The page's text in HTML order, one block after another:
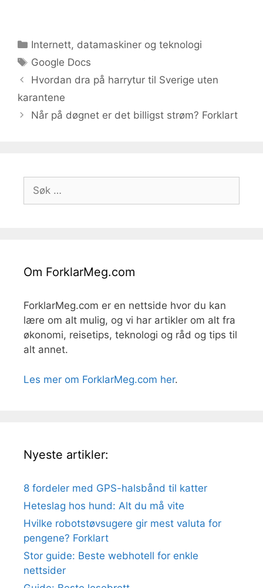
Kategorier
Internett, datamaskiner og teknologi
Stikkord
Google Docs
Hvordan dra på harrytur til Sverige uten
karantene
Når på døgnet er det billigst strøm? Forklart
Søk
etter:
Om ForklarMeg.com
ForklarMeg.com er en nettside hvor du kan
lære om alt mulig, og vi har artikler om alt fra
økonomi, reisetips, teknologi og råd og tips til
alt annet.
Les mer om ForklarMeg.com her.
Nyeste artikler:
8 fordeler med GPS-halsbånd til katter
Heteslag hos hund: Alt du må vite
Hvilke robotstøvsugere gir mest valuta for
pengene? Forklart
Stor guide: Beste webhotell for enkle
nettsider